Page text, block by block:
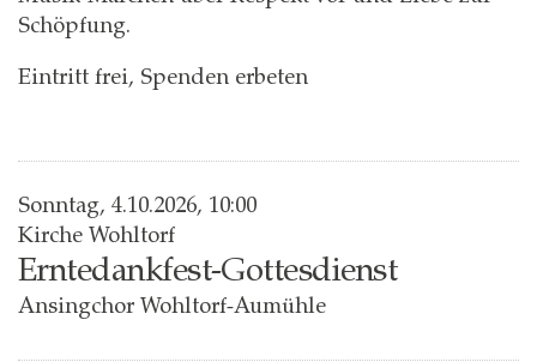
Schöpfung.
Eintritt frei, Spenden erbeten
Sonntag, 4.10.2026, 10:00
Kirche Wohltorf
Erntedankfest-Gottesdienst
Ansingchor Wohltorf-Aumühle